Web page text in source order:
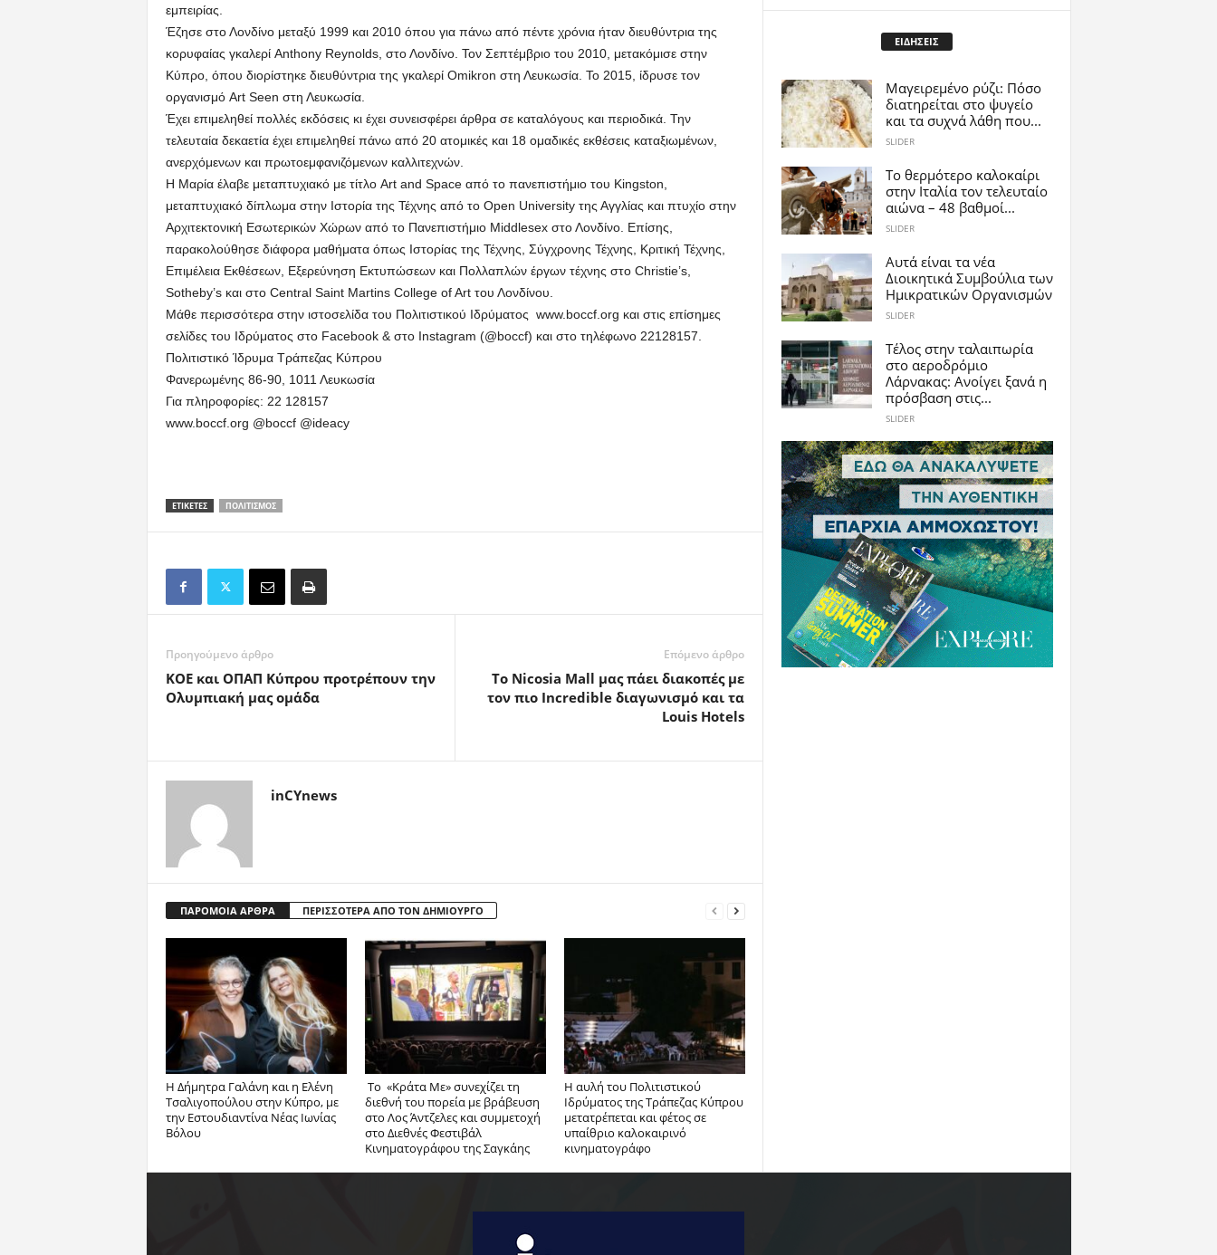
εμπειρίας.
Έζησε στο Λονδίνο μεταξύ 1999 και 2010 όπου για πάνω από πέντε χρόνια ήταν διευθύντρια της
κορυφαίας γκαλερί Anthony Reynolds, στο Λονδίνο. Τον Σεπτέμβριο του 2010, μετακόμισε στην
Κύπρο, όπου διορίστηκε διευθύντρια της γκαλερί Omikron στη Λευκωσία. Το 2015, ίδρυσε τον
οργανισμό Art Seen στη Λευκωσία.
Έχει επιμεληθεί πολλές εκδόσεις κι έχει συνεισφέρει άρθρα σε καταλόγους και περιοδικά. Την
τελευταία δεκαετία έχει επιμεληθεί πάνω από 20 ατομικές και 18 ομαδικές εκθέσεις καταξιωμένων,
ανερχόμενων και πρωτοεμφανιζόμενων καλλιτεχνών.
Η Μαρία έλαβε μεταπτυχιακό με τίτλο Art and Space από το πανεπιστήμιο του Kingston,
μεταπτυχιακό δίπλωμα στην Ιστορία της Τέχνης από το Open University της Αγγλίας και πτυχίο στην
Αρχιτεκτονική Εσωτερικών Χώρων από το Πανεπιστήμιο Middlesex στο Λονδίνο. Επίσης,
παρακολούθησε διάφορα μαθήματα όπως Ιστορίας της Τέχνης, Σύγχρονης Τέχνης, Κριτική Τέχνης,
Επιμέλεια Εκθέσεων, Εξερεύνηση Εκτυπώσεων και Πολλαπλών έργων τέχνης στο Christie’s,
Sotheby’s και στο Central Saint Martins College of Art του Λονδίνου.
Μάθε περισσότερα στην ιστοσελίδα του Πολιτιστικού Ιδρύματος www.boccf.org και στις επίσημες
σελίδες του Ιδρύματος στο Facebook & στο Instagram (@boccf) και στο τηλέφωνο 22128157.
Πολιτιστικό Ίδρυμα Τράπεζας Κύπρου
Φανερωμένης 86-90, 1011 Λευκωσία
Για πληροφορίες: 22 128157
www.boccf.org @boccf @ideacy
ΕΤΙΚΕΤΕΣ ΠΟΛΙΤΙΣΜΌΣ
Προηγούμενο άρθρο
ΚΟΕ και ΟΠΑΠ Κύπρου προτρέπουν την
Ολυμπιακή μας ομάδα
Επόμενο άρθρο
Το Nicosia Mall μας πάει διακοπές με
τον πιο Incredible διαγωνισμό και τα
Louis Hotels
inCYnews
ΠΑΡΟΜΟΙΑ ΑΡΘΡΑ ΠΕΡΙΣΣΟΤΕΡΑ ΑΠΟ ΤΟΝ ΔΗΜΙΟΥΡΓΟ
Η Δήμητρα Γαλάνη και η Ελένη
Τσαλιγοπούλου στην Κύπρο, με
την Εστουδιαντίνα Νέας Ιωνίας
Βόλου
Το «Κράτα Με» συνεχίζει τη
διεθνή του πορεία με βράβευση
στο Λος Άντζελες και συμμετοχή
στο Διεθνές Φεστιβάλ
Κινηματογράφου της Σαγκάης
Η αυλή του Πολιτιστικού
Ιδρύματος της Τράπεζας Κύπρου
μετατρέπεται και φέτος σε
υπαίθριο καλοκαιρινό
κινηματογράφο
ΕΙΔΗΣΕΙΣ
Μαγειρεμένο ρύζι: Πόσο
διατηρείται στο ψυγείο
και τα συχνά λάθη που...
SLIDER
Το θερμότερο καλοκαίρι
στην Ιταλία τον τελευταίο
αιώνα – 48 βαθμοί...
SLIDER
Αυτά είναι τα νέα
Διοικητικά Συμβούλια των
Ημικρατικών Οργανισμών
SLIDER
Tέλος στην ταλαιπωρία
στο αεροδρόμιο
Λάρνακας: Ανοίγει ξανά η
πρόσβαση στις...
SLIDER